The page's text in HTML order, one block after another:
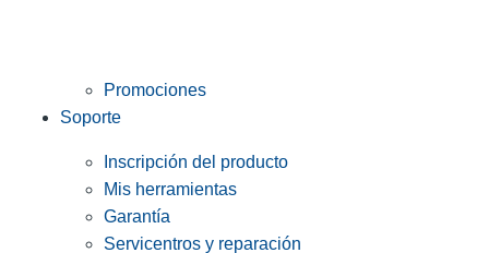
Promociones
Soporte
Inscripción del producto
Mis herramientas
Garantía
Servicentros y reparación